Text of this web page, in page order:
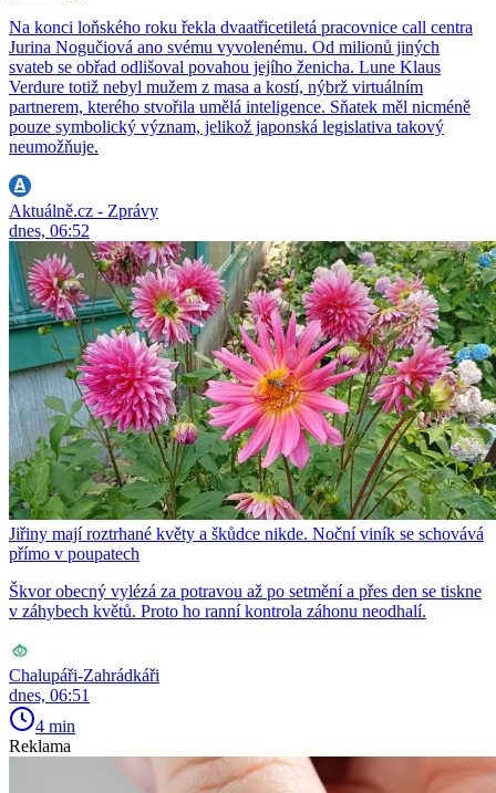
Na konci loňského roku řekla dvaatřicetiletá pracovnice call centra
Jurina Nogučiová ano svému vyvolenému. Od milionů jiných
svateb se obřad odlišoval povahou jejího ženicha. Lune Klaus
Verdure totiž nebyl mužem z masa a kostí, nýbrž virtuálním
partnerem, kterého stvořila umělá inteligence. Sňatek měl nicméně
pouze symbolický význam, jelikož japonská legislativa takový
neumožňuje.
Aktuálně.cz - Zprávy
dnes, 06:52
Jiřiny mají roztrhané květy a škůdce nikde. Noční viník se schovává
přímo v poupatech
Škvor obecný vylézá za potravou až po setmění a přes den se tiskne
v záhybech květů. Proto ho ranní kontrola záhonu neodhalí.
Chalupáři-Zahrádkáři
dnes, 06:51
4 min
Reklama